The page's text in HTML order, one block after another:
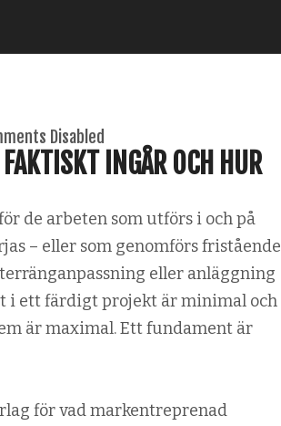
Disabled
INGÅR OCH HUR
de arbeten som utförs i och på
– eller som genomförs fristående
eller anläggning
i ett färdigt projekt är minimal och
är maximal. Ett fundament är
för vad markentreprenad